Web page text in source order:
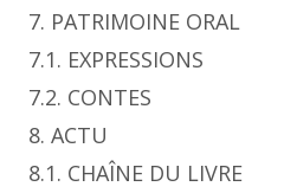
7. PATRIMOINE ORAL
7.1. EXPRESSIONS
7.2. CONTES
8. ACTU
8.1. CHAÎNE DU LIVRE